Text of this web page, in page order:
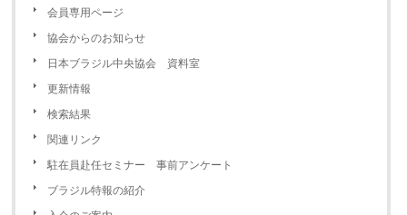
会員専用ページ
協会からのお知らせ
日本ブラジル中央協会 資料室
更新情報
検索結果
関連リンク
駐在員赴任セミナー 事前アンケート
ブラジル特報の紹介